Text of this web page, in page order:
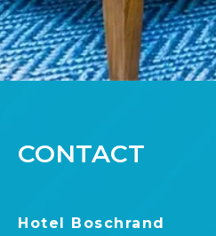
CONTACT
Hotel Boschrand